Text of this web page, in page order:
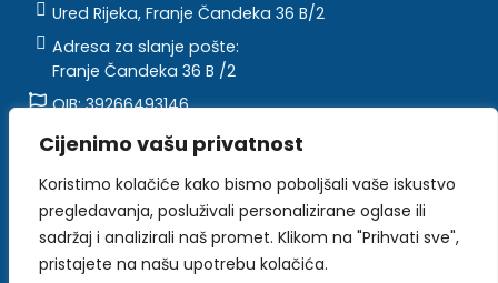
Cijenimo vašu privatnost
Koristimo kolačiće kako bismo poboljšali vaše iskustvo
pregledavanja, posluživali personalizirane oglase ili
sadržaj i analizirali naš promet. Klikom na "Prihvati sve",
pristajete na našu upotrebu kolačića.
Ured Rijeka, Franje Čandeka 36 B/2
Adresa za slanje pošte:
Franje Čandeka 36 B /2
OIB: 39266493146
info@lagurkvarner.hr
Sadržaj ove web stranice isključiva je
odgovornost Flag Kvarner-a